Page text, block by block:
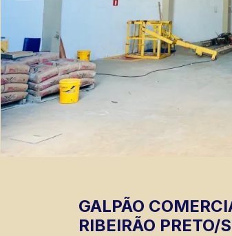
GALPÃO
RIBEIRÃO PRETO/